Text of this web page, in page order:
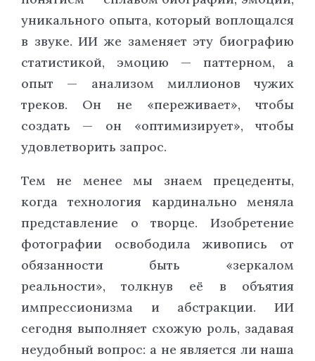
уникального опыта, который воплощался
в звуке. ИИ же заменяет эту биографию
статистикой, эмоцию — паттерном, а
опыт — анализом миллионов чужих
треков. Он не «переживает», чтобы
создать — он «оптимизирует», чтобы
удовлетворить запрос.
Тем не менее мы знаем прецеденты,
когда технология кардинально меняла
представление о творце. Изобретение
фотографии освободила живопись от
обязанности быть «зеркалом
реальности», толкнув её в объятия
импрессионизма и абстракции. ИИ
сегодня выполняет схожую роль, задавая
неудобный вопрос: а не является ли наша